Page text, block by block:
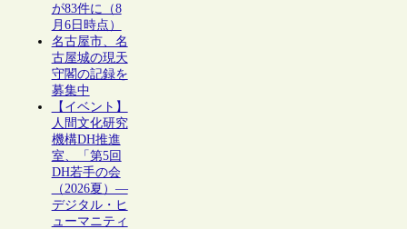
が83件に（8
月6日時点）
名古屋市、名
古屋城の現天
守閣の記録を
募集中
【イベント】
人間文化研究
機構DH推進
室、「第5回
DH若手の会
（2026夏）―
デジタル・ヒ
ューマニティ